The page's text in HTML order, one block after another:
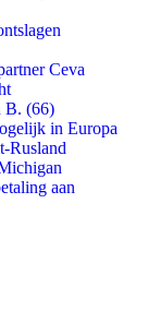
Ceva
B. (66)
in Europa
Rusland
aan